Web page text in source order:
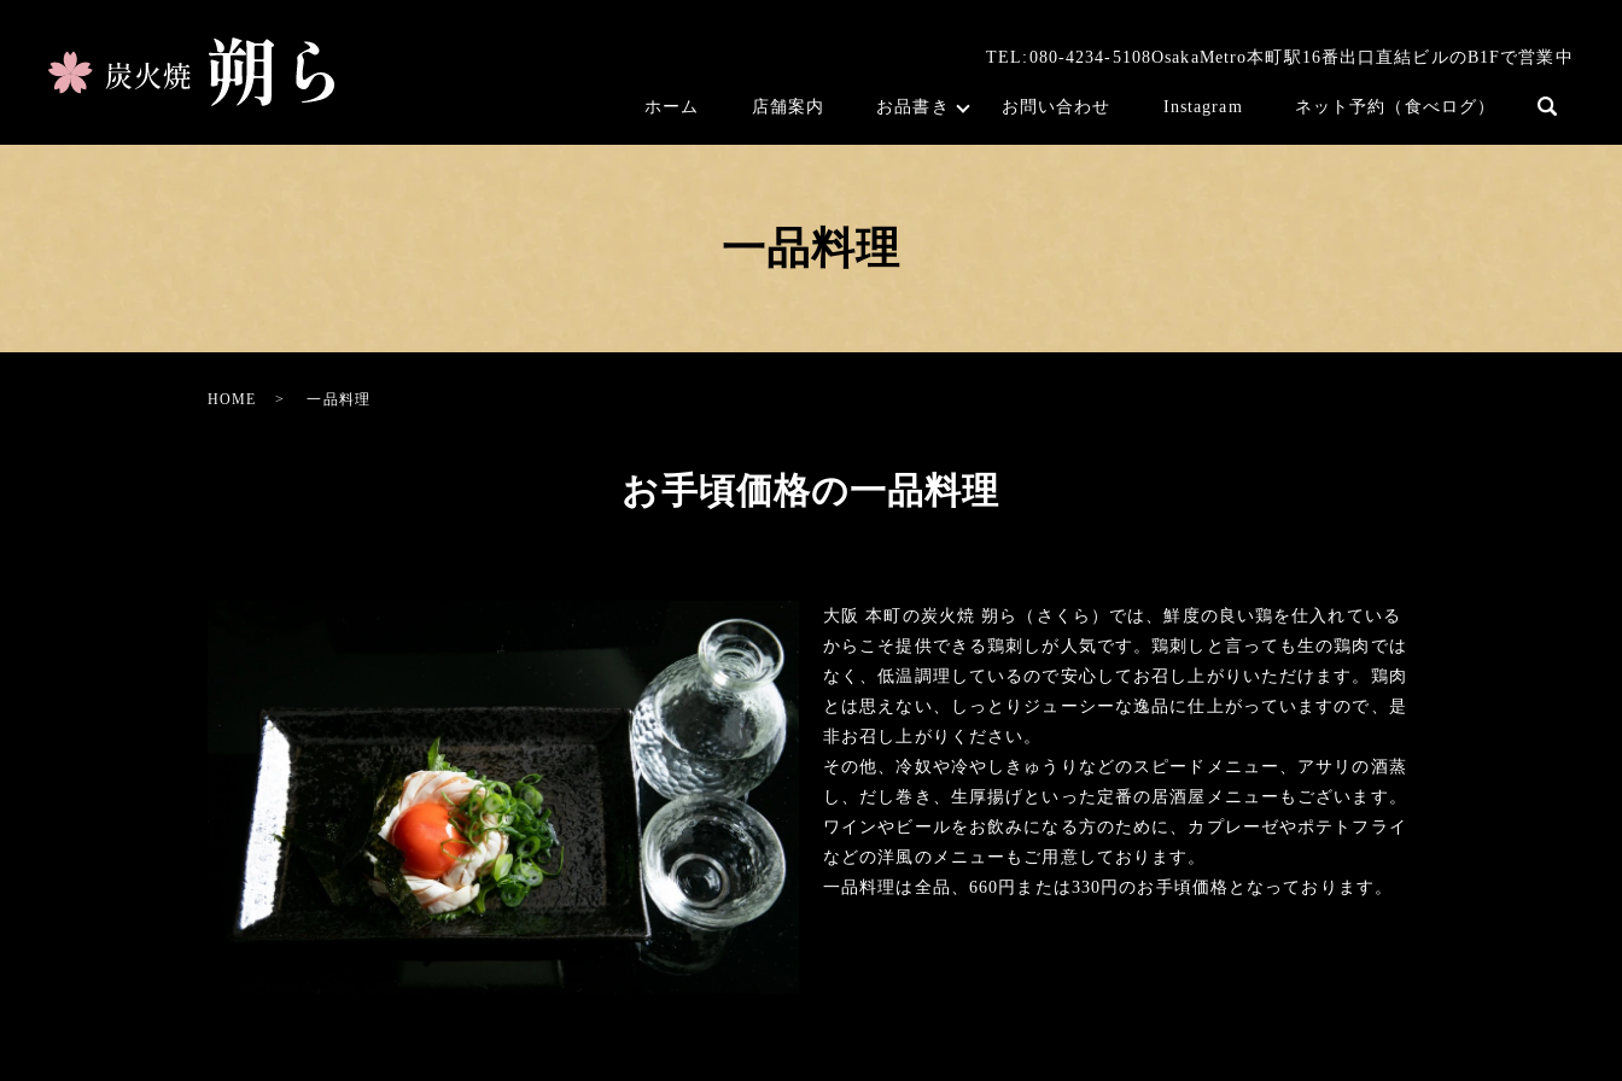
ホーム 店舗案内 お品書き お問い合わせ Instagram ネット予約（食べログ）
TEL:080-4234-5108OsakaMetro本町駅16番出口直結ビルのB1Fで営業中
一品料理
HOME 一品料理
お手頃価格の一品料理
大阪 本町の炭火焼 朔ら（さくら）では、鮮度の良い鶏を仕入れている
からこそ提供できる鶏刺しが人気です。鶏刺しと言っても生の鶏肉では
なく、低温調理しているので安心してお召し上がりいただけます。鶏肉
とは思えない、しっとりジューシーな逸品に仕上がっていますので、是
非お召し上がりください。
その他、冷奴や冷やしきゅうりなどのスピードメニュー、アサリの酒蒸
し、だし巻き、生厚揚げといった定番の居酒屋メニューもございます。
ワインやビールをお飲みになる方のために、カプレーゼやポテトフライ
などの洋風のメニューもご用意しております。
一品料理は全品、660円または330円のお手頃価格となっております。